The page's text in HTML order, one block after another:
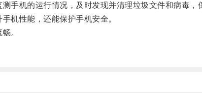
机的运行情况，及时发现并清理垃圾文件和病毒，
机性能，还能保护手机安全。
。